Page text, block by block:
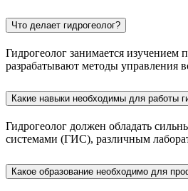
Что делает гидрогеолог?
Гидрогеолог занимается
разрабатывают методы управления
Какие навыки необходимы для работы
Гидрогеолог должен обладать
системами (ГИС), различным
Какое образование необходимо для